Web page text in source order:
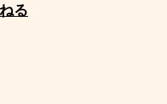
ねる